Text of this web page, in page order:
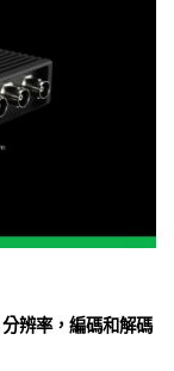
辨率，編碼和解碼